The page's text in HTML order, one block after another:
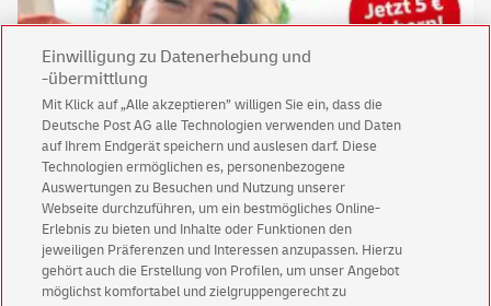
Keine News mehr verpassen!
Für den Shop-Newsletter anmelden und
Willkommensgutschein für eine Bestellung sichern.
Jetzt anmelden und Rabatt sichern
Einwilligung zu Datenerhebung und
-übermittlung
Mit Klick auf „Alle akzeptieren” willigen Sie ein, dass die
Deutsche Post AG alle Technologien verwenden und Daten
auf Ihrem Endgerät speichern und auslesen darf. Diese
Technologien ermöglichen es, personenbezogene
Auswertungen zu Besuchen und Nutzung unserer
Webseite durchzuführen, um ein bestmögliches Online-
Erlebnis zu bieten und Inhalte oder Funktionen den
jeweiligen Präferenzen und Interessen anzupassen. Hierzu
gehört auch die Erstellung von Profilen, um unser Angebot
möglichst komfortabel und zielgruppengerecht zu